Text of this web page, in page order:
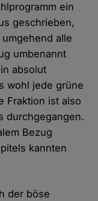
ein
geschrieben,
alle
umbenannt
absolut
wohl jede grüne
Fraktion ist also
durchgegangen.
Bezug
kannten
der böse